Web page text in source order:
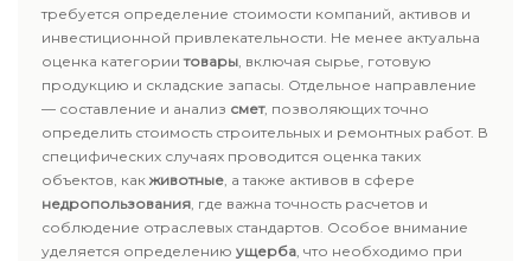
требуется определение стоимости компаний, активов и
инвестиционной привлекательности. Не менее актуальна
оценка категориитовары, включая сырье, готовую
продукцию и складские запасы. Отдельное направление
— составление и анализ смет, позволяющих точно
определить стоимость строительных и ремонтных работ. В
специфических случаях проводится оценка таких
объектов, какживотные, а также активов в сфере
недропользования, где важна точность расчетов и
соблюдение отраслевых стандартов. Особое внимание
уделяется определению ущерба, что необходимо при